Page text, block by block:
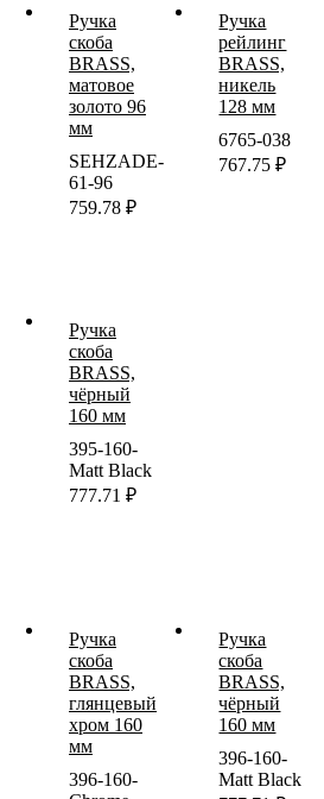
Ручка
скоба
BRASS,
матовое
золото 96
мм
SEHZADE-
61-96
759.78 ₽
Ручка
рейлинг
BRASS,
никель
128 мм
6765-038
767.75₽
Ручка
скоба
BRASS,
чёрный
160 мм
395-160-
Matt Black
777.71 ₽
Ручка
скоба
BRASS,
глянцевый
хром 160
мм
396-160-
Ручка
скоба
BRASS,
чёрный
160 мм
396-160-
Matt Black